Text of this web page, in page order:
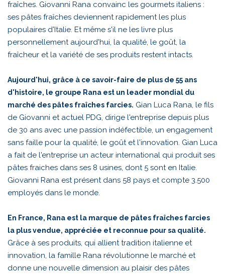
fraîches. Giovanni Rana convainc les gourmets italiens :
ses pâtes fraîches deviennent rapidement les plus
populaires d'Italie. Et même s'il ne les livre plus
personnellement aujourd'hui, la qualité, le goût, la
fraîcheur et la variété de ses produits restent intacts.
Aujourd'hui, grâce à ce savoir-faire de plus de 55 ans
d'histoire, le groupe Rana est un leader mondial du
marché des pâtes fraîches farcies. Gian Luca Rana, le fils
de Giovanni et actuel PDG, dirige l'entreprise depuis plus
de 30 ans avec une passion indéfectible, un engagement
sans faille pour la qualité, le goût et l'innovation. Gian Luca
a fait de l'entreprise un acteur international qui produit ses
pâtes fraiches dans ses 8 usines, dont 5 sont en Italie.
Giovanni Rana est présent dans 58 pays et compte 3.500
employés dans le monde.
En France, Rana est la marque de pâtes fraîches farcies
la plus vendue, appréciée et reconnue pour sa qualité.
Grâce à ses produits, qui allient tradition italienne et
innovation, la famille Rana révolutionne le marché et
donne une nouvelle dimension au plaisir des pâtes